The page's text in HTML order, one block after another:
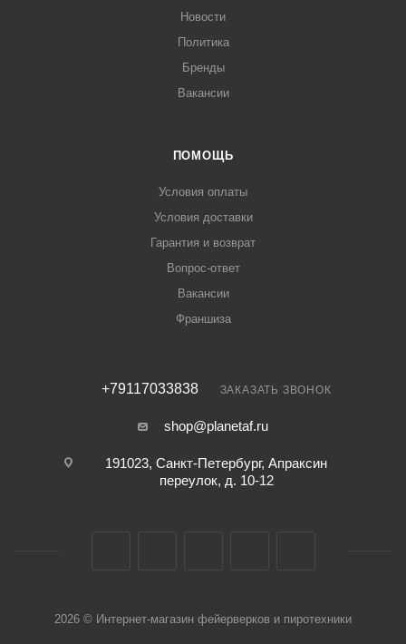
Новости
Политика
Бренды
Вакансии
ПОМОЩЬ
Условия оплаты
Условия доставки
Гарантия и возврат
Вопрос-ответ
Вакансии
Франшиза
+79117033838 ЗАКАЗАТЬ ЗВОНОК
shop@planetaf.ru
191023, Санкт-Петербург, Апраксин
переулок, д. 10-12
2026 © Интернет-магазин фейерверков и пиротехники